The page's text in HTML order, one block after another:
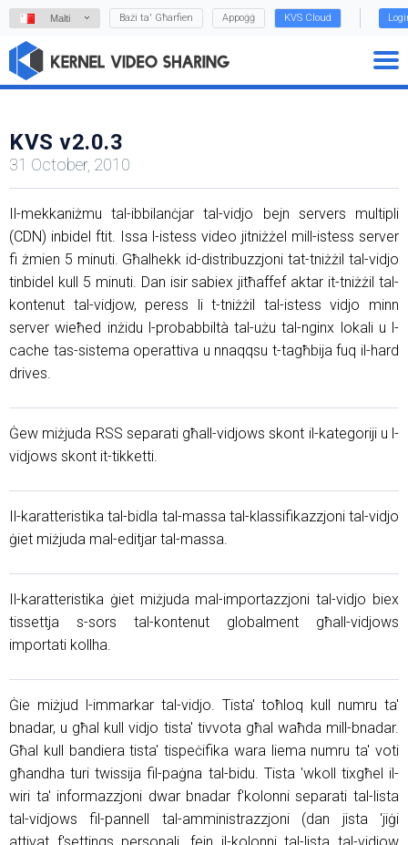
Malti Bażi ta' Għarfien Appoġġ KVS Cloud
KVS v2.0.3
31 October, 2010
Il-mekkaniżmu tal-ibbilanċjar tal-vidjo bejn servers multipli
(CDN) inbidel ftit. Issa l-istess video jitniżżel mill-istess server
fi żmien 5 minuti. Għalhekk id-distribuzzjoni tat-tniżżil tal-vidjo
tinbidel kull 5 minuti. Dan isir sabiex jitħaffef aktar it-tniżżil tal-
kontenut tal-vidjow, peress li t-tniżżil tal-istess vidjo minn
server wieħed inżidu l-probabbiltà tal-użu tal-nginx lokali u l-
cache tas-sistema operattiva u nnaqqsu t-tagħbija fuq il-hard
drives.
Ġew miżjuda RSS separati għall-vidjows skont il-kategoriji u l-
vidjows skont it-tikketti.
Il-karatteristika tal-bidla tal-massa tal-klassifikazzjoni tal-vidjo
ġiet miżjuda mal-editjar tal-massa.
Il-karatteristika ġiet miżjuda mal-importazzjoni tal-vidjo biex
tissettja s-sors tal-kontenut globalment għall-vidjows
importati kollha.
Ġie miżjud l-immarkar tal-vidjo. Tista' toħloq kull numru ta'
bnadar, u għal kull vidjo tista' tivvota għal waħda mill-bnadar.
Għal kull bandiera tista' tispeċifika wara liema numru ta' voti
għandha turi twissija fil-paġna tal-bidu. Tista 'wkoll tixgħel il-
wiri ta' informazzjoni dwar bnadar f'kolonni separati tal-lista
tal-vidjows fil-pannell tal-amministrazzjoni (dan jista 'jiġi